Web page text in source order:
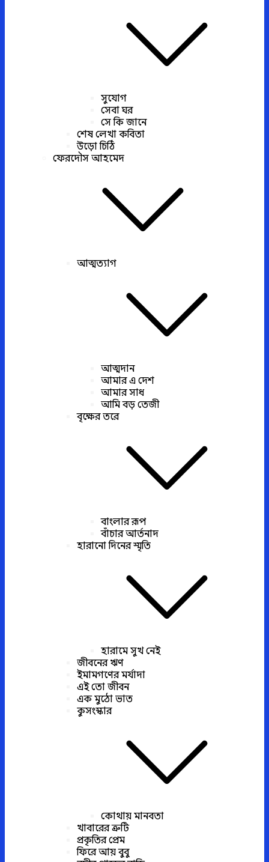
সুযোগ
সেবা ঘর
সে কি জানে
শেষ লেখা কবিতা
উড়ো চিঠি
ফেরদৌস আহমেদ
আত্মত্যাগ
আত্মদান
আমার এ দেশ
আমার সাধ
আমি বড় তেজী
বৃক্ষের তরে
বাংলার রূপ
বাঁচার আর্তনাদ
হারানো দিনের স্মৃতি
হারামে সুখ নেই
জীবনের ঋণ
ইমামগণের মর্যাদা
এই তো জীবন
এক মুঠো ভাত
কুসংস্কার
কোথায় মানবতা
খাবারের ত্রুটি
প্রকৃতির প্রেম
ফিরে আয় বুবু